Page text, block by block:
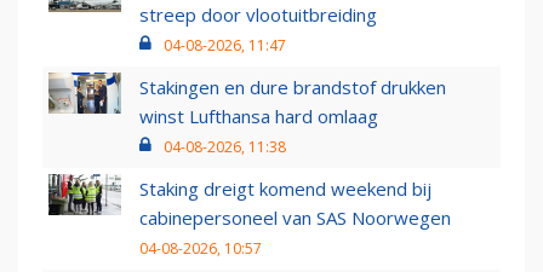
streep door vlootuitbreiding
04-08-2026, 11:47
Stakingen en dure brandstof drukken
winst Lufthansa hard omlaag
04-08-2026, 11:38
Staking dreigt komend weekend bij
cabinepersoneel van SAS Noorwegen
04-08-2026, 10:57